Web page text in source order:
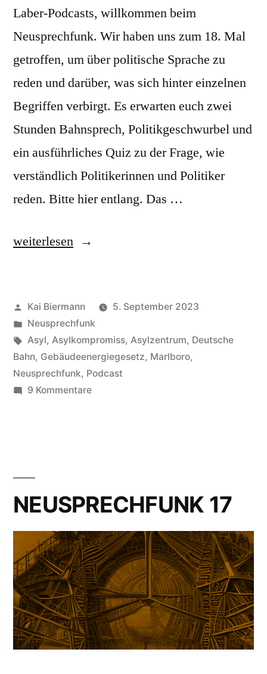
Laber-Podcasts, willkommen beim
Neusprechfunk. Wir haben uns zum 18. Mal
getroffen, um über politische Sprache zu
reden und darüber, was sich hinter einzelnen
Begriffen verbirgt. Es erwarten euch zwei
Stunden Bahnsprech, Politikgeschwurbel und
ein ausführliches Quiz zu der Frage, wie
verständlich Politikerinnen und Politiker
reden. Bitte hier entlang. Das …
„Neusprechfunk
weiterlesen
Veröffentlicht
von
Kai Biermann
5. September 2023
Veröffentlicht
in
Neusprechfunk
Schlagwörter:
Asyl, Asylkompromiss, Asylzentrum, Deutsche
Bahn, Gebäudeenergiegesetz, Marlboro,
Neusprechfunk, Podcast
9 Kommentarezu
NEUSPRECHFUNK 17